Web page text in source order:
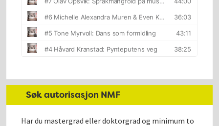
Søk autorisasjon NMF
Har du mastergrad eller doktorgrad og minimum to